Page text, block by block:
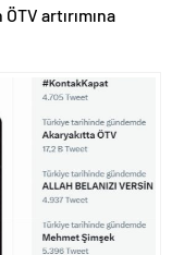
artırımına